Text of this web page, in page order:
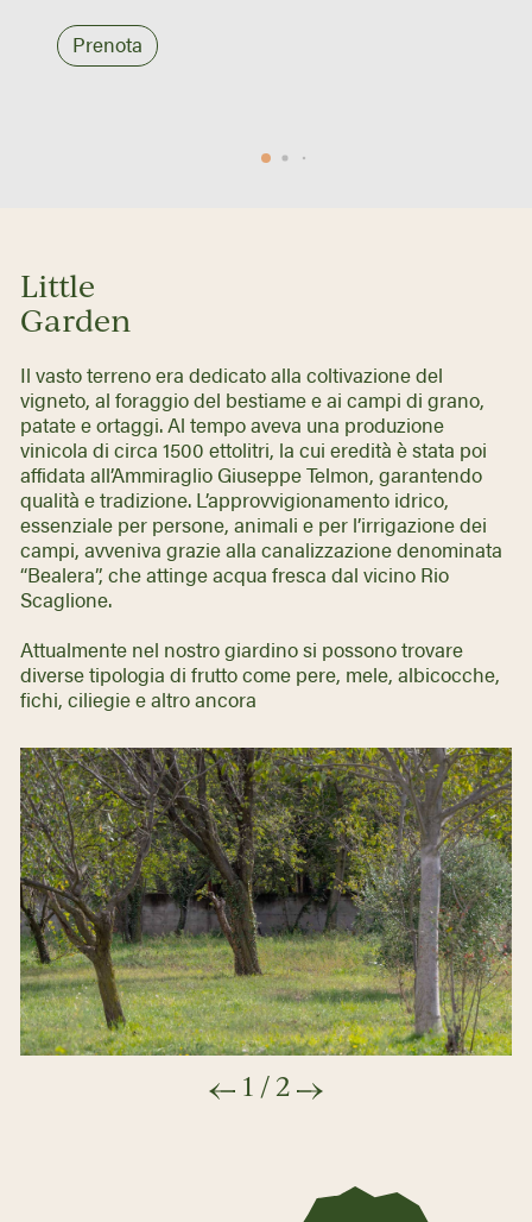
Prenota
Little
Garden
Il vasto terreno era dedicato alla coltivazione del
vigneto, al foraggio del bestiame e ai campi di grano,
patate e ortaggi. Al tempo aveva una produzione
vinicola di circa 1500 ettolitri, la cui eredità è stata poi
affidata all’Ammiraglio Giuseppe Telmon, garantendo
qualità e tradizione. L’approvvigionamento idrico,
essenziale per persone, animali e per l’irrigazione dei
campi, avveniva grazie alla canalizzazione denominata
“Bealera”, che attinge acqua fresca dal vicino Rio
Scaglione.
Attualmente nel nostro giardino si possono trovare
diverse tipologia di frutto come pere, mele, albicocche,
fichi, ciliegie e altro ancora
1 / 2